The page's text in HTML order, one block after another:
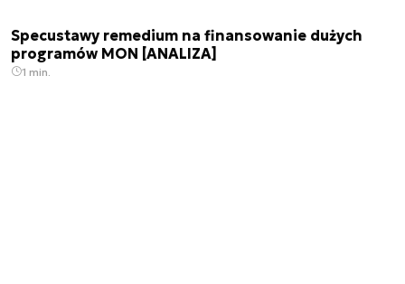
Specustawy remedium na finansowanie dużych
programów MON [ANALIZA]
1 min.